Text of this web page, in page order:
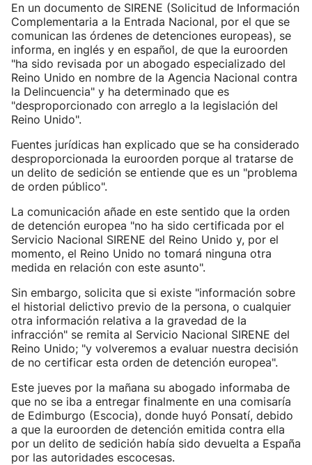
En un documento de SIRENE (Solicitud de Información
Complementaria a la Entrada Nacional, por el que se
comunican las órdenes de detenciones europeas), se
informa, en inglés y en español, de que la euroorden
"ha sido revisada por un abogado especializado del
Reino Unido en nombre de la Agencia Nacional contra
la Delincuencia" y ha determinado que es
"desproporcionado con arreglo a la legislación del
Reino Unido".
Fuentes jurídicas han explicado que se ha considerado
desproporcionada la euroorden porque al tratarse de
un delito de sedición se entiende que es un "problema
de orden público".
La comunicación añade en este sentido que la orden
de detención europea "no ha sido certificada por el
Servicio Nacional SIRENE del Reino Unido y, por el
momento, el Reino Unido no tomará ninguna otra
medida en relación con este asunto".
Sin embargo, solicita que si existe "información sobre
el historial delictivo previo de la persona, o cualquier
otra información relativa a la gravedad de la
infracción" se remita al Servicio Nacional SIRENE del
Reino Unido; "y volveremos a evaluar nuestra decisión
de no certificar esta orden de detención europea".
Este jueves por la mañana su abogado informaba de
que no se iba a entregar finalmente en una comisaría
de Edimburgo (Escocia), donde huyó Ponsatí, debido
a que la euroorden de detención emitida contra ella
por un delito de sedición había sido devuelta a España
por las autoridades escocesas.